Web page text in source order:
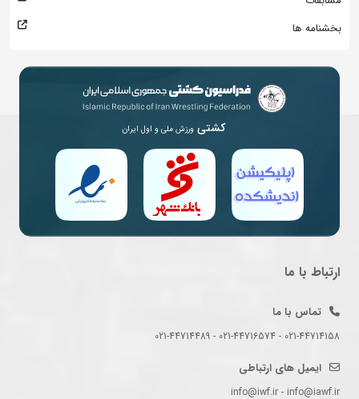
بخشنامه ها
کشتی ورزش ملی و اول ایران
ارتباط با ما
تماس با ما
021-44714158 - 021-44716574 - 021-44714489
ایمیل های ارتباطی
info@iwf.ir - info@iawf.ir